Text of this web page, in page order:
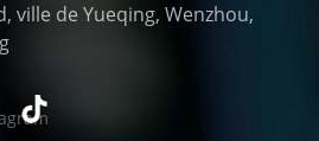
ville de Yueqing, Wenzhou,